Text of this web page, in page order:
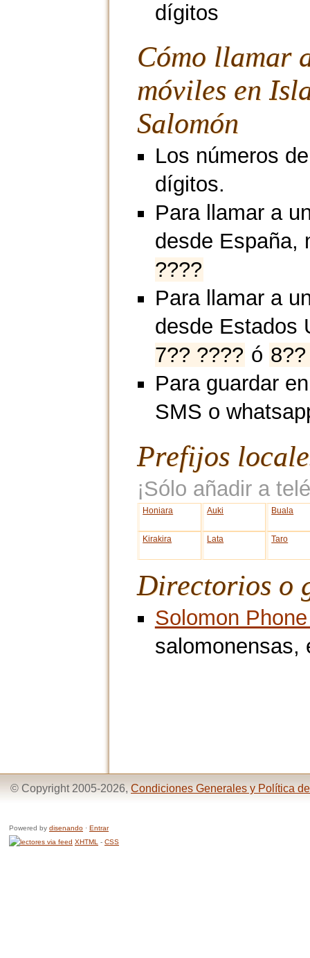
dígitos
Cómo llamar
móviles en
Salomón
Los números
dígitos.
Para llamar a
desde España,
????
Para llamar a
desde Estados
7?? ???? ó
Para guardar
SMS o
Prefijos
¡Sólo añadir a
Honiara Auki Buala
Kirakira Lata Taro
Directorios o
Solomon
© Copyright 2005-2026, Condiciones Generales y Política
Powered by disenando · Entrar
XHTML
- CSS